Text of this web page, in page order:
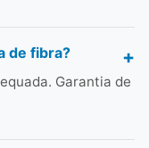
de fibra?
Garantia de